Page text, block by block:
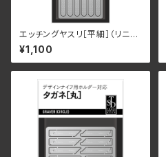
エッチングヤスリ［平細］（リニュ
ーアル）
¥1,100